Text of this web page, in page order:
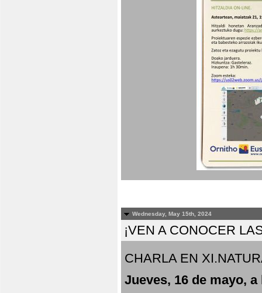
Wednesday, May 15th, 2024
¡VEN A CONOCER
CHARLA EN
Jueves, 16 de mayo,